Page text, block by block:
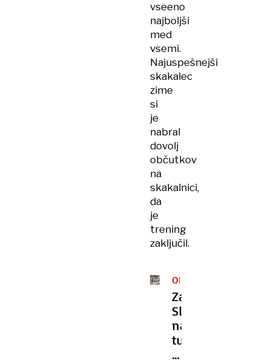
vseeno
najboljši
med
vsemi.
Najuspešnejši
skakalec
zime
si
je
nabral
dovolj
občutkov
na
skakalnici,
da
je
trening
zaključil.
OLIMPIJSKE
IGRE
Za
Slovenijo
navijal
tudi
domačin